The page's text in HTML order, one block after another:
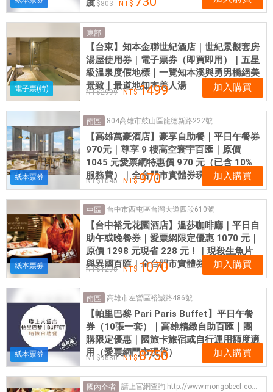
度
803
電子票(特)
東部
【台東】知本金聯世紀酒店｜世紀景觀套房
湯屋使用券｜電子票券（即買即用）｜五星
級溫泉度假地標｜一覽知本溪與勇男橋絕美
景致｜最道地知本美人湯
2999 1499 加入購買
紙本票券
南區 804高雄市鼓山區龍德新路222號
【高雄萬豪酒店】豪享自助餐｜平日午餐券
970元｜尊享 9 樓高空寰宇百匯｜原價
1045 元愛票網特惠價 970 元（已含 10%
服務費）｜全台門市實體券現貨供應
1045 970 加入購買
紙本票券
中區 台中市西屯區台灣大道四段610號
【台中裕元花園酒店】溫莎咖啡廳｜平日自
助午或晚餐券｜愛票網限定優惠 1070 元｜
原價 1298 元現省 228 元！｜現殺生魚片
與異國百匯｜全台門市實體券現貨供應
1298 1070 加入購買
紙本票券
南區 高雄市左營區裕誠路486號
【帕里巴黎 Pari Paris Buffet】平日午餐
券（10張一套）｜高雄精緻自助百匯｜團
購限定優惠｜國旅卡旅宿或自行運用額度適
用（愛票網門市現貨）
9680 8750 加入購買
國內全省 請上官網查詢:http://www.mongobeef.com.tw/